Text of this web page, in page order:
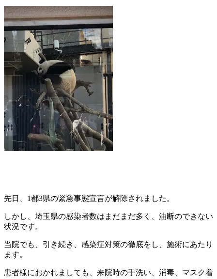
先日、1都3県の緊急事態宣言が解除されました。
しかし、埼玉県の感染者数はまだまだ多く、油断のできない
状況です。
当院でも、引き続き、感染症対策の徹底をし、施術にあたり
ます。
患者様におかれましても、来院時の手洗い、消毒、マスク着